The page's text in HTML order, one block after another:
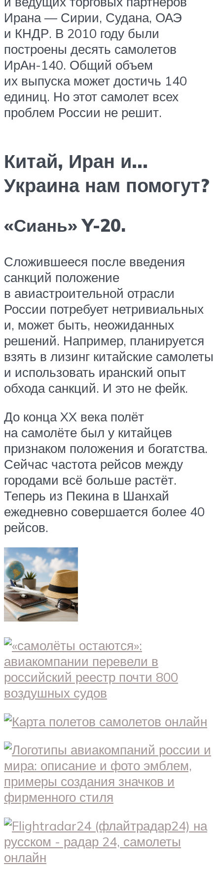
Ирана — Сирии, Судана, ОАЭ
и КНДР. В 2010 году были
построены десять самолетов
ИрАн-140. Общий объем
их выпуска может достичь 140
единиц. Но этот самолет всех
проблем России не решит.
Китай, Иран и…
Украина нам помогут?
«Сиань» Y-20.
Сложившееся после введения
санкций положение
в авиастроительной отрасли
России потребует нетривиальных
и, может быть, неожиданных
решений. Например, планируется
взять в лизинг китайские самолеты
и использовать иранский опыт
обхода санкций. И это не фейк.
До конца XX века полёт
на самолёте был у китайцев
признаком положения и богатства.
Сейчас частота рейсов между
городами всё больше растёт.
Теперь из Пекина в Шанхай
ежедневно совершается более 40
рейсов.